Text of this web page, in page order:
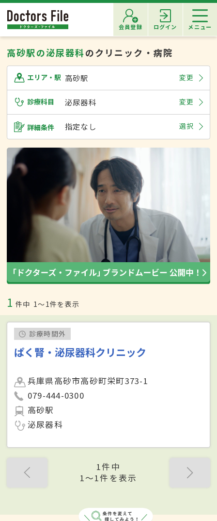
会員登録 ログイン メニュー
高砂駅の泌尿器科のクリニック・病院
エリア・駅 高砂駅 変更
診療科目 泌尿器科 変更
詳細条件 指定なし 選択
1 件中 1〜1件を表示
診療時間外
ぱく腎・泌尿器科クリニック
兵庫県高砂市高砂町栄町373-1
079-444-0300
高砂駅
泌尿器科
1件中
1〜1件を表示